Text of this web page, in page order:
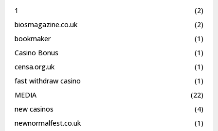
1
(2)
biosmagazine.co.uk
(2)
bookmaker
(1)
Casino Bonus
(1)
censa.org.uk
(1)
fast withdraw casino
(1)
MEDIA
(22)
new casinos
(4)
newnormalfest.co.uk
(1)